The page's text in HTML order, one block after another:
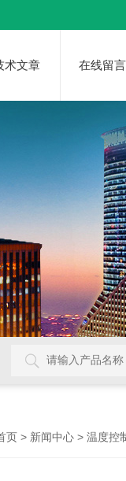
术文章 在线留言
页 > 新闻中心 > 温度控